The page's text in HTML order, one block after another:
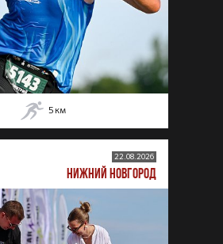
5 км
22.08.2026
НИЖНИЙ НОВГОРОД